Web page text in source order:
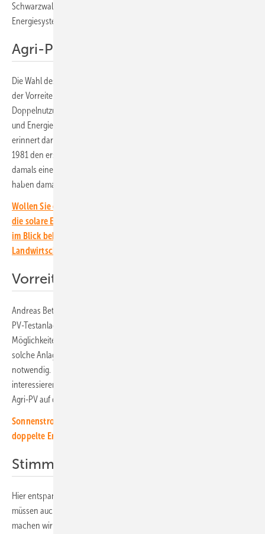
Schwarzwaldstadt, die auch das Fraunhofer-Institut für Solare
Energiesysteme (ISE) beherbergt.
Agri-PV war schon 1981 bekannt
Die Wahl des Ortes ist nicht zufällig. Denn das Fraunhofer ISE ist einer
der Vorreiter bei der Entwicklung von Lösungen und Ideen zur
Doppelnutzung von Landwirtschaftsflächen für die Nahrungsmittel-
und Energieproduktion, wie Institutsleiter Andreas Bett betont. Er
erinnert daran, dass schon Institutsgründer Adolf Götzberger im Jahr
1981 den ersten Ansatz zum Thema veröffentlicht hat. „Dies war
damals eine echte Vision“, sagt Andreas Bett. „Nur wenige Menschen
haben damals an solche Ansätze gedacht.“
Wollen Sie die neuesten Entwicklungen rund um die Agri-PV und
die solare Energiewende in den Landwirtschaftsbetrieben immer
im Blick behalten? Dann abonnieren Sie unseren kostenlosen
Landwirtschafts-Newsletter.
Vorreiter der Agri-PV-Forschung
Andreas Bett verweist darauf, dass das Fraunhofer ISE die erste Agri-
PV-Testanlage damals in Hegelbach errichtet hat, um die ersonnenen
Möglichkeiten in der Praxis zu testen. Inzwischen sind schon viele
solche Anlagen gebaut. Doch die Forschung ist immer noch
notwendig. Denn die Landwirte, die sich für solche Lösungen
interessieren, müssen kalkulieren können, welche Auswirkungen die
Agri-PV auf die landwirtschaftlichen Erträge hat.
Sonnenstrom von Acker und Scheune: Unser Spezial für die
doppelte Ernte in Agrarbetrieben
Stimmen die Ertragsversprechen?
Hier entspann sich auf dem Podium eine heftige Diskussion. „Wir
müssen auch die Seite der Landwirte sehen. Denn mit der Agri-PV
machen wir ihnen ein Versprechen, dass die Landwirte eine